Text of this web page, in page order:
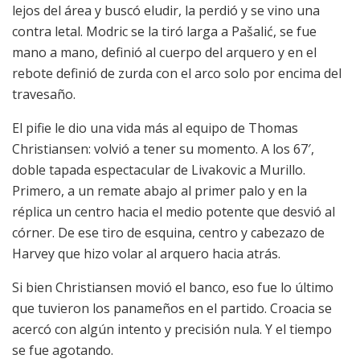
lejos del área y buscó eludir, la perdió y se vino una
contra letal. Modric se la tiró larga a Pašalić, se fue
mano a mano, definió al cuerpo del arquero y en el
rebote definió de zurda con el arco solo por encima del
travesaño.
El pifie le dio una vida más al equipo de Thomas
Christiansen: volvió a tener su momento. A los 67′,
doble tapada espectacular de Livakovic a Murillo.
Primero, a un remate abajo al primer palo y en la
réplica un centro hacia el medio potente que desvió al
córner. De ese tiro de esquina, centro y cabezazo de
Harvey que hizo volar al arquero hacia atrás.
Si bien Christiansen movió el banco, eso fue lo último
que tuvieron los panameños en el partido. Croacia se
acercó con algún intento y precisión nula. Y el tiempo
se fue agotando.